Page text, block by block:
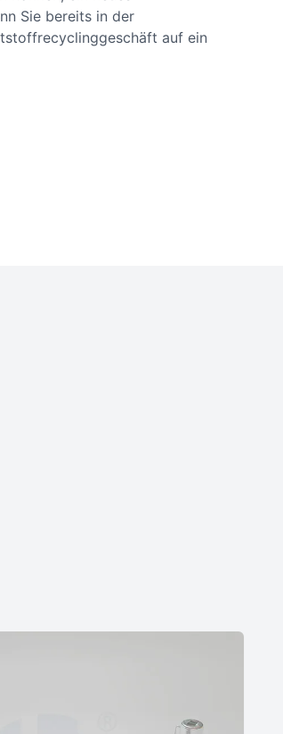
Sie bereits in der
auf ein